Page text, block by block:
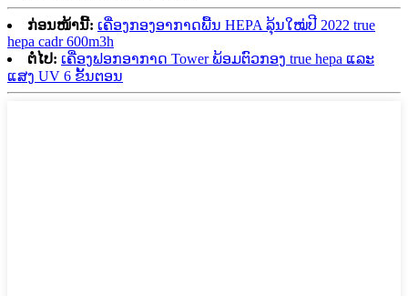
ກ່ອນໜ້ານີ້: ເຄື່ອງກອງອາກາດພື້ນ HEPA ລຸ້ນໃໝ່ປີ 2022 true
hepa cadr 600m3h
ຕໍ່ໄປ: ເຄື່ອງຟອກອາກາດ Tower ພ້ອມຕົວກອງ true hepa ແລະ
ແສງ UV 6 ຂັ້ນຕອນ